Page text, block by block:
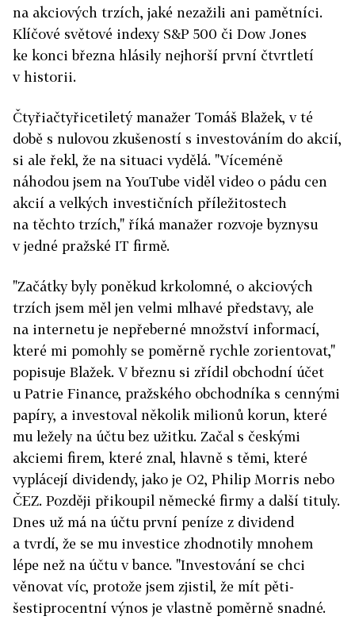
na akciových trzích, jaké nezažili ani pamětníci.
Klíčové světové indexy S&P 500 či Dow Jones
ke konci března hlásily nejhorší první čtvrtletí
v historii.
Čtyřiačtyřicetiletý manažer Tomáš Blažek, v té
době s nulovou zkušeností s investováním do akcií,
si ale řekl, že na situaci vydělá. "Víceméně
náhodou jsem na YouTube viděl video o pádu cen
akcií a velkých investičních příležitostech
na těchto trzích," říká manažer rozvoje byznysu
v jedné pražské IT firmě.
"Začátky byly poněkud krkolomné, o akciových
trzích jsem měl jen velmi mlhavé představy, ale
na internetu je nepřeberné množství informací,
které mi pomohly se poměrně rychle zorientovat,"
popisuje Blažek. V březnu si zřídil obchodní účet
u Patrie Finance, pražského obchodníka s cennými
papíry, a investoval několik milionů korun, které
mu ležely na účtu bez užitku. Začal s českými
akciemi firem, které znal, hlavně s těmi, které
vyplácejí dividendy, jako je O2, Philip Morris nebo
ČEZ. Později přikoupil německé firmy a další tituly.
Dnes už má na účtu první peníze z dividend
a tvrdí, že se mu investice zhodnotily mnohem
lépe než na účtu v bance. "Investování se chci
věnovat víc, protože jsem zjistil, že mít pěti-
šestiprocentní výnos je vlastně poměrně snadné.